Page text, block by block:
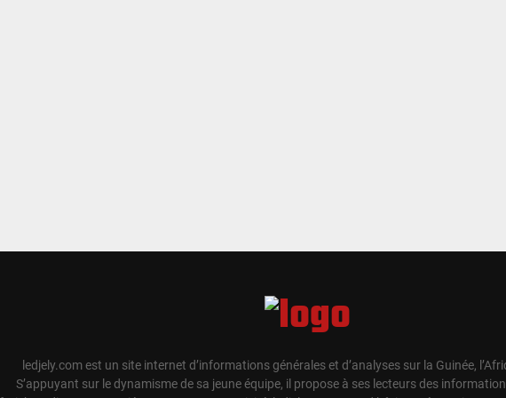
ledjely.com est un site internet d’informations générales et d’analyses sur la Guinée,
S’appuyant sur le dynamisme de sa jeune équipe, il propose à ses lecteurs des